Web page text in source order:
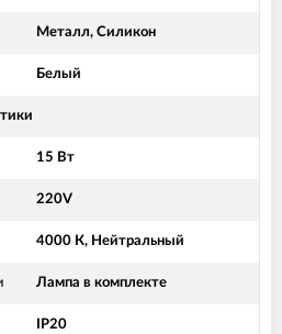
Металл, Силикон
Белый
15 Вт
220V
4000 К, Нейтральный
Лампа в комплекте
IP20